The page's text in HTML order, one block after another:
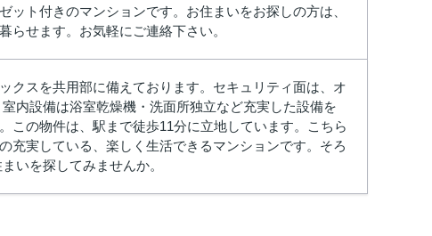
ト付きのマンションです。お住まいをお探しの方は、
せます。お気軽にご連絡下さい。
クスを共用部に備えております。セキュリティ面は、オ
内設備は浴室乾燥機・洗面所独立など充実した設備を
この物件は、駅まで徒歩11分に立地しています。こちら
充実している、楽しく生活できるマンションです。そろ
いを探してみませんか。